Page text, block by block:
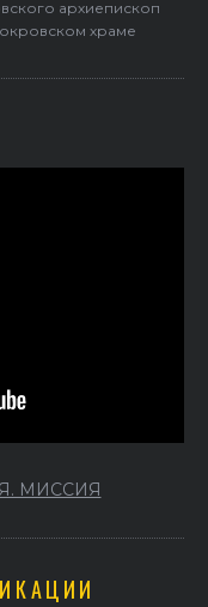
архиепископ
храме
МИССИЯ